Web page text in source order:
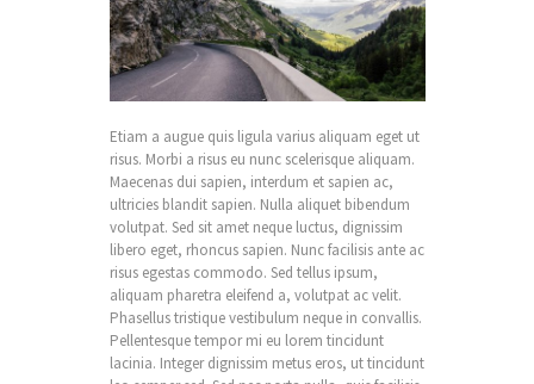
Etiam a augue quis ligula varius aliquam eget ut
risus. Morbi a risus eu nunc scelerisque aliquam.
Maecenas dui sapien, interdum et sapien ac,
ultricies blandit sapien. Nulla aliquet bibendum
volutpat. Sed sit amet neque luctus, dignissim
libero eget, rhoncus sapien. Nunc facilisis ante ac
risus egestas commodo. Sed tellus ipsum,
aliquam pharetra eleifend a, volutpat ac velit.
Phasellus tristique vestibulum neque in convallis.
Pellentesque tempor mi eu lorem tincidunt
lacinia. Integer dignissim metus eros, ut tincidunt